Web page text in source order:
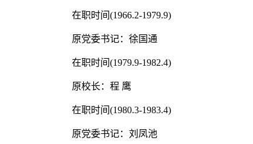
在职时间(1966.2-1979.9)
原党委书记：徐国通
在职时间(1979.9-1982.4)
原校长：程 鹰
在职时间(1980.3-1983.4)
原党委书记：刘凤池